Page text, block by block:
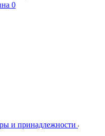
0
и принадлежности